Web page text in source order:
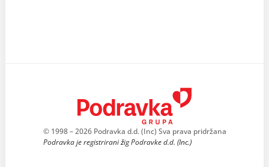
© 1998 – 2026 Podravka d.d. (Inc) Sva prava pridržana
Podravka je registrirani žig Podravke d.d. (Inc.)